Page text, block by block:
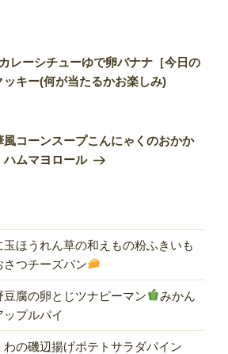
レーシチューゆで卵バナナ［今日の
キー(何が当たるかお楽しみ)
風コーンスープこんにゃくのおかか
ムマヨロール
玉ほうれん草の和えもの粉ふきいも
さつチーズパン
豆腐の卵とじツナピーマン
みかん
ップルパイ
わの磯辺揚げポテトサラダパイン